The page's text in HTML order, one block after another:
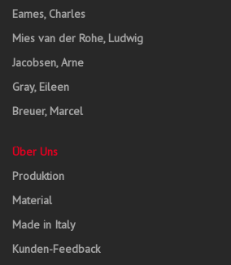
Eames, Charles
Mies van der Rohe, Ludwig
Jacobsen, Arne
Gray, Eileen
Breuer, Marcel
Über Uns
Produktion
Material
Made in Italy
Kunden-Feedback